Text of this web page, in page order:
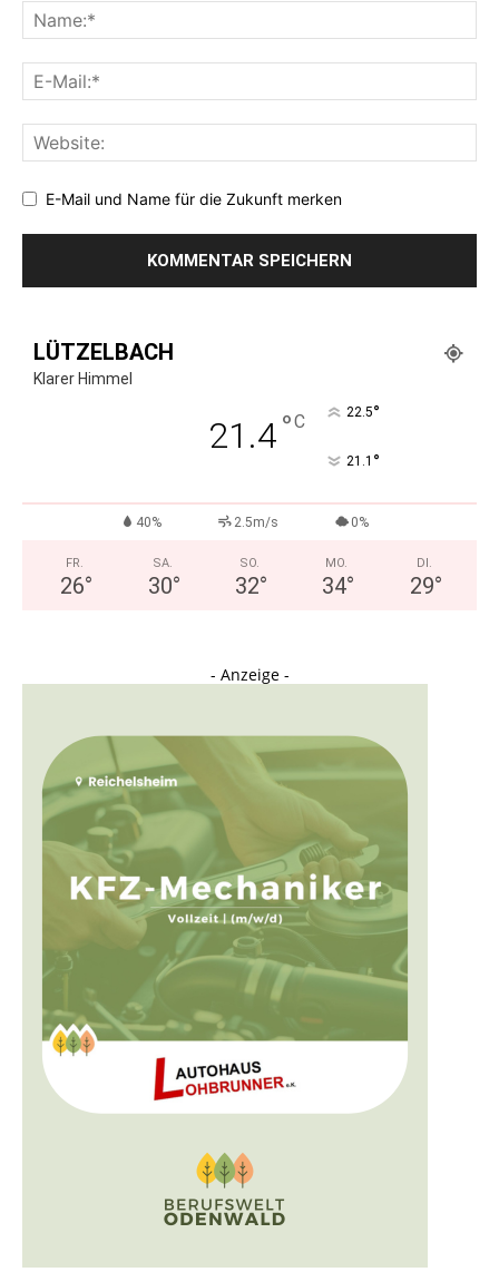
E-Mail und Name für die Zukunft merken
LÜTZELBACH
Klarer Himmel
21.4°C 22.5°
21.1 °
40% 2.5m/s 0%
FR.
26°
SA.
30°
SO.
32°
MO.
34°
DI.
29°
- Anzeige -